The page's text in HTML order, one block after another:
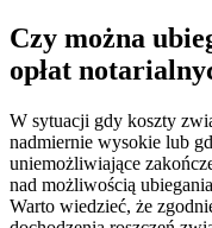
Czy można
opłat
W sytuacji gdy koszty
nadmiernie wysokie lub
uniemożliwiające
nad możliwością
Warto wiedzieć, że